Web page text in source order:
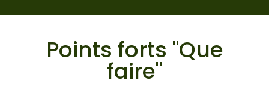
Points forts "Que
faire"